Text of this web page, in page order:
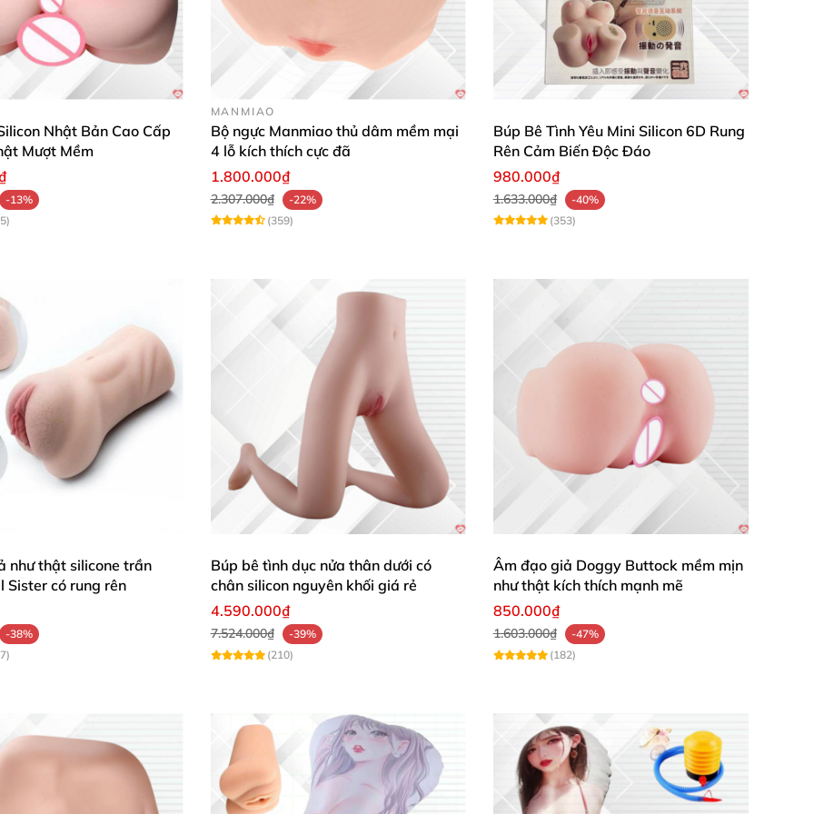
hơi trong quá trình sử dụng.
bơm tay tiện lợi ( nếu chọn combo).
sạch và tái sử dụng nhiều lần.
Gói)
vệ làn da nhạy cảm.
giác chân thực – như đang “chạm vào người thật”.
giải tỏa sinh lý lành mạnh.
nghiệm cảm xúc 2D và nhu cầu thực tế.
an toàn tại nhà.
nhạy cảm bên ngoài.
Nhật Bản Cao Cấp
Mượt Mềm
-13%
MANMIAO
Bộ ngực Manmiao thủ dâm mềm mại
4 lỗ kích thích cực đã
1.800.000₫
2.307.000₫
-22%
(359)
Búp Bê Tình Yêu Mini Silicon 6D Rung
Rên Cảm Biến Độc Đáo
980.000₫
1.633.000₫
-40%
(353)
như thật silicone trần
Sister có rung rên
-38%
Búp bê tình dục nửa thân dưới có
chân silicon nguyên khối giá rẻ
4.590.000₫
7.524.000₫
-39%
(210)
Âm đạo giả Doggy Buttock mềm mịn
như thật kích thích mạnh mẽ
850.000₫
1.603.000₫
-47%
(182)